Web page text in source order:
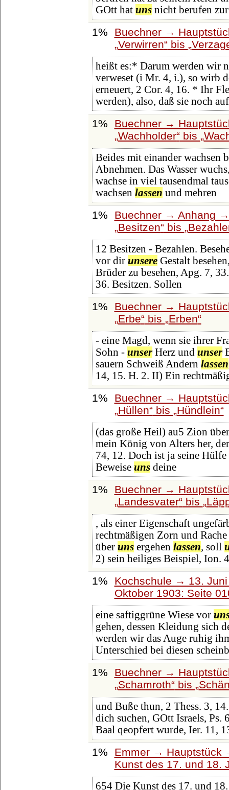
GOtt hat unsnicht berufen zur
1%
Buechner →
Verwirren bis
heißt es:* Darum werden wir
verweset (i Mr. 4, i.), so wirb
erneuert, 2 Cor. 4, 16. * Ihr
werden), also, daß sie noch
1%
Buechner →
Wachholder bis
Beides mit einander wachsen
Abnehmen. Das Wasser
wachse in viel tausendmal
wachsen lassen und mehren
1%
Buechner → Anhang
Besitzen bis
12 Besitzen - Bezahlen.
vor dir unsereGestalt
Brüder zu besehen, Apg. 7,
36. Besitzen. Sollen
1%
Buechner →
Erbe bis Erben
- eine Magd, wenn sie ihrer
Sohn - unserHerz und unser
sauern Schweiß Andern lassen
14, 15. H. 2. II) Ein
1%
Buechner →
Hüllen bis Hündlein
(das große Heil) au5 Zion
mein König von Alters her,
74, 12. Doch ist ja seine
Beweise unsdeine
1%
Buechner →
Landesvater bis
, als einer Eigenschaft
rechtmäßigen Zorn und
über unsergehen lassen, soll
2) sein heiliges Beispiel, Ion.
1%
Kochschule → 13.
Oktober 1903: Seite
eine saftiggrüne Wiese vor
gehen, dessen Kleidung sich
werden wir das Auge ruhig
Unterschied bei diesen
1%
Buechner →
Schamroth bis
und Buße thun, 2 Thess. 3,
dich suchen, GOtt Israels, Ps.
Baal qeopfert wurde, Ier. 11,
1%
Emmer → Hauptstück
Kunst des 17. und 18.
654 Die Kunst des 17. und